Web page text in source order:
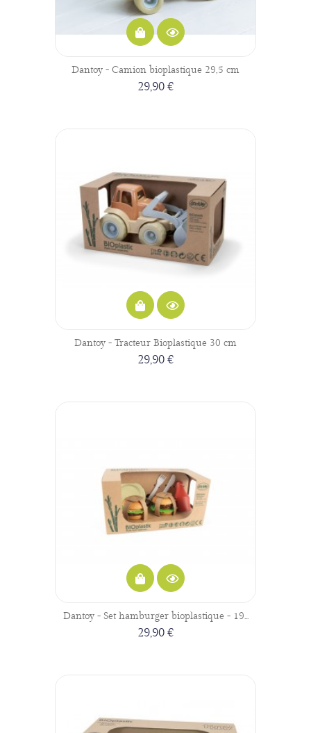
Dantoy - Camion bioplastique 29,5 cm
29,90 €
Dantoy - Tracteur Bioplastique 30 cm
29,90 €
Dantoy - Set hamburger bioplastique - 19...
29,90 €